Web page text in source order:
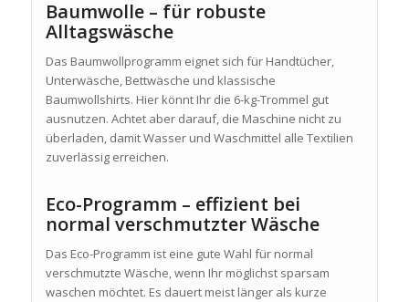
Baumwolle – für robuste
Alltagswäsche
Das Baumwollprogramm eignet sich für Handtücher,
Unterwäsche, Bettwäsche und klassische
Baumwollshirts. Hier könnt Ihr die 6-kg-Trommel gut
ausnutzen. Achtet aber darauf, die Maschine nicht zu
überladen, damit Wasser und Waschmittel alle Textilien
zuverlässig erreichen.
Eco-Programm – effizient bei
normal verschmutzter Wäsche
Das Eco-Programm ist eine gute Wahl für normal
verschmutzte Wäsche, wenn Ihr möglichst sparsam
waschen möchtet. Es dauert meist länger als kurze